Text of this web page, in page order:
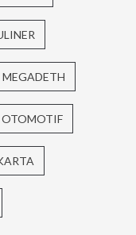
MEGADETH
OTOMOTIF